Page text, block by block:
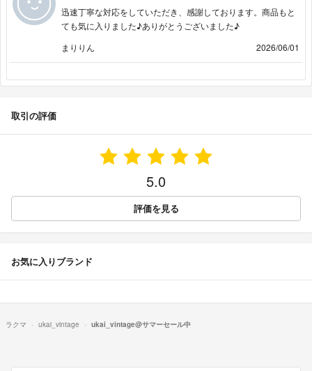
迅速丁寧な対応をしていただき、感謝しております。商品もと
ても気に入りました♪ありがとうございました♪
まりりん
2026/06/01
取引の評価
5.0
評価を見る
お気に入りブランド
ラクマ ukai_vintage ukai_vintage@サマーセール中